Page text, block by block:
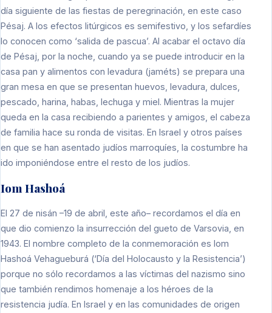
día siguiente de las fiestas de peregrinación, en este caso
Pésaj. A los efectos litúrgicos es semifestivo, y los sefardíes
lo conocen como ‘salida de pascua’. Al acabar el octavo día
de Pésaj, por la noche, cuando ya se puede introducir en la
casa pan y alimentos con levadura (jaméts) se prepara una
gran mesa en que se presentan huevos, levadura, dulces,
pescado, harina, habas, lechuga y miel. Mientras la mujer
queda en la casa recibiendo a parientes y amigos, el cabeza
de familia hace su ronda de visitas. En Israel y otros países
en que se han asentado judíos marroquíes, la costumbre ha
ido imponiéndose entre el resto de los judíos.
Iom Hashoá
El 27 de nisán –19 de abril, este año– recordamos el día en
que dio comienzo la insurrección del gueto de Varsovia, en
1943. El nombre completo de la conmemoración es Iom
Hashoá Vehagueburá (‘Día del Holocausto y la Resistencia’)
porque no sólo recordamos a las víctimas del nazismo sino
que también rendimos homenaje a los héroes de la
resistencia judía. En Israel y en las comunidades de origen